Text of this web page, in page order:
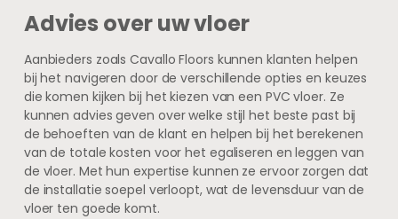
Advies over uw vloer
Aanbieders zoals Cavallo Floors kunnen klanten helpen
bij het navigeren door de verschillende opties en keuzes
die komen kijken bij het kiezen van een PVC vloer. Ze
kunnen advies geven over welke stijl het beste past bij
de behoeften van de klant en helpen bij het berekenen
van de totale kosten voor het egaliseren en leggen van
de vloer. Met hun expertise kunnen ze ervoor zorgen dat
de installatie soepel verloopt, wat de levensduur van de
vloer ten goede komt.